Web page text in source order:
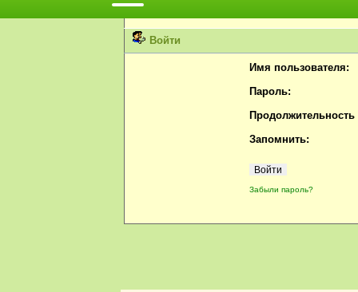
Пожалуйста, войдите или
Войти
Имя пользователя:
Пароль:
Продолжительность
Запомнить:
Забыли пароль?